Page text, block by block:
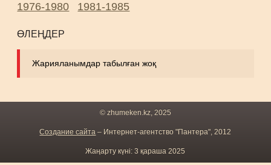
1976-1980
1981-1985
ӨЛЕҢДЕР
Жарияланымдар табылған жоқ
© zhumeken.kz, 2025
Создание сайта – Интернет-агентство "Пантера", 2012
Жаңарту күні: 3 қараша 2025